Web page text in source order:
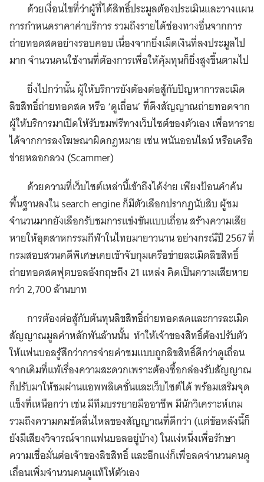
ด้วยเงื่อนไขที่ว่าผู้ที่ได้สิทธิ์ประมูลต้องประเมินและวางแผน
การกำหนดราคาค่าบริการ รวมถึงรายได้ช่องทางอื่นจากการ
ถ่ายทอดสดอย่างรอบคอบ เนื่องจากยิ่งเม็ดเงินที่ลงประมูลไป
มาก จำนวนคนใช้งานที่ต้องการเพื่อให้คุ้มทุนก็ยิ่งสูงขึ้นตามไป
ยิ่งไปกว่านั้น ผู้ให้บริการยังต้องต่อสู้กับปัญหาการละเมิด
ลิขสิทธิ์ถ่ายทอดสด หรือ ‘ดูเถื่อน’ ที่ดึงสัญญาณถ่ายทอดจาก
ผู้ให้บริการมาเปิดให้รับชมฟรีทางเว็บไซต์ของตัวเอง เพื่อหาราย
ได้จากการลงโฆษณาผิดกฎหมาย เช่น พนันออนไลน์ หรือเครือ
ข่ายหลอกลวง (Scammer)
ด้วยความที่เว็บไซต์เหล่านี้เข้าถึงได้ง่าย เพียงป้อนคำค้น
พื้นฐานลงใน search engine ก็มีตัวเลือกปรากฏนับสิบ ผู้ชม
จำนวนมากยังเลือกรับชมการแข่งขันแบบเถื่อน สร้างความเสีย
หายให้อุตสาหกรรมกีฬาในไทยมายาวนาน อย่างกรณีปี 2567 ที่
กรมสอบสวนคดีพิเศษเคยเข้าจับกุมเครือข่ายละเมิดลิขสิทธิ์
ถ่ายทอดสดฟุตบอลอังกฤษถึง 21 แหล่ง คิดเป็นความเสียหาย
กว่า 2,700 ล้านบาท
การต้องต่อสู้กับต้นทุนลิขสิทธิ์ถ่ายทอดสดและการละเมิด
สัญญาณมูลค่าหลักพันล้านนั้น ทำให้เจ้าของสิทธิ์ต้องปรับตัว
ให้แฟนบอลรู้สึกว่าการจ่ายค่าชมแบบถูกลิขสิทธิ์ดีกว่าดูเถื่อน
จากเดิมที่แพ้เรื่องความสะดวกเพราะต้องซื้อกล่องรับสัญญาณ
ก็ปรับมาให้ชมผ่านแอพพลิเคชั่นและเว็บไซต์ได้ พร้อมเสริมจุด
แข็งที่เหนือกว่า เช่น มีทีมบรรยายมืออาชีพ มีนักวิเคราะห์เกม
รวมถึงความคมชัดลื่นไหลของสัญญาณที่ดีกว่า (แต่ข้อหลังนี้ก็
ยังมีเสียงวิจารณ์จากแฟนบอลอยู่บ้าง) ในแง่หนึ่งเพื่อรักษา
ความเชื่อมั่นต่อเจ้าของลิขสิทธิ์ และอีกแง่ก็เพื่อลดจำนวนคนดู
เถื่อนเพิ่มจำนวนคนดูแท้ให้ตัวเอง